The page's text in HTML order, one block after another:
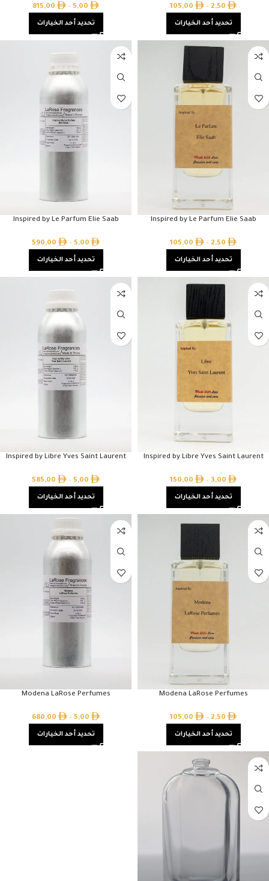
2,50
–
105,00
تحديد أحد الخيارات
5,00
–
815,00
تحديد أحد الخيارات
Inspired by Le Parfum Elie Saab
2,50
–
105,00
تحديد أحد الخيارات
Inspired by Le Parfum Elie Saab
5,00
–
590,00
تحديد أحد الخيارات
Inspired by Libre Yves Saint Laurent
3,00
–
150,00
تحديد أحد الخيارات
Inspired by Libre Yves Saint Laurent
5,00
–
585,00
تحديد أحد الخيارات
Modena LaRose Perfumes
2,50
–
105,00
تحديد أحد الخيارات
Modena LaRose Perfumes
5,00
–
680,00
تحديد أحد الخيارات